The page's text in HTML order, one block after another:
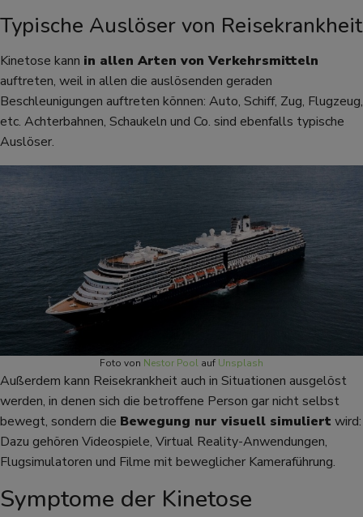
Typische Auslöser von Reisekrankheit
Kinetose kann in allen Arten von Verkehrsmitteln
auftreten, weil in allen die auslösenden geraden
Beschleunigungen auftreten können: Auto, Schiff, Zug, Flugzeug,
etc. Achterbahnen, Schaukeln und Co. sind ebenfalls typische
Auslöser.
Foto von Nestor Pool auf Unsplash
Außerdem kann Reisekrankheit auch in Situationen ausgelöst
werden, in denen sich die betroffene Person gar nicht selbst
bewegt, sondern die Bewegung nur visuell simuliert wird:
Dazu gehören Videospiele, Virtual Reality-Anwendungen,
Flugsimulatoren und Filme mit beweglicher Kameraführung.
Symptome der Kinetose